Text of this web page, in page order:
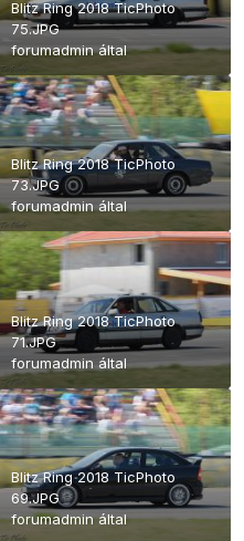
Blitz Ring 2018 TicPhoto
75.JPG
forumadmináltal
Blitz Ring 2018 TicPhoto
73.JPG
forumadmináltal
Blitz Ring 2018 TicPhoto
71.JPG
forumadmin által
Blitz Ring 2018 TicPhoto
69.JPG
forumadmináltal